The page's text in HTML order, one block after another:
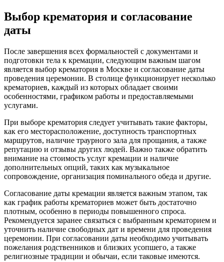
Выбор крематория и согласование
даты
После завершения всех формальностей с документами и
подготовки тела к кремации, следующим важным шагом
является выбор крематория в Москве и согласование даты
проведения церемонии. В столице функционирует несколько
крематориев, каждый из которых обладает своими
особенностями, графиком работы и предоставляемыми
услугами.
При выборе крематория следует учитывать такие факторы,
как его месторасположение, доступность транспортных
маршрутов, наличие траурного зала для прощания, а также
репутацию и отзывы других людей. Важно также обратить
внимание на стоимость услуг кремации и наличие
дополнительных опций, таких как музыкальное
сопровождение, организация поминального обеда и другие.
Согласование даты кремации является важным этапом, так
как график работы крематориев может быть достаточно
плотным, особенно в периоды повышенного спроса.
Рекомендуется заранее связаться с выбранным крематорием и
уточнить наличие свободных дат и времени для проведения
церемонии. При согласовании даты необходимо учитывать
пожелания родственников и близких усопшего, а также
религиозные традиции и обычаи, если таковые имеются.